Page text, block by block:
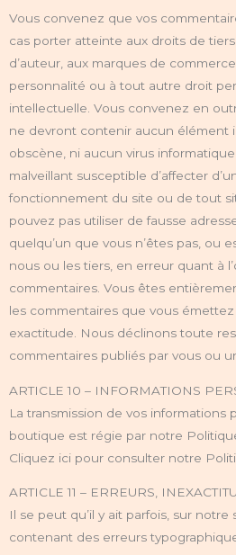
Vous convenez que vos
cas porter atteinte aux droits de
d’auteur, aux marques de
personnalité ou à tout autre droit
intellectuelle. Vous convenez en
ne devront contenir aucun élément
obscène, ni aucun virus
malveillant susceptible d’affecter
fonctionnement du site ou de tout
pouvez pas utiliser de fausse
quelqu’un que vous n’êtes pas, ou
nous ou les tiers, en erreur quant à
commentaires. Vous êtes
les commentaires que vous
exactitude. Nous déclinons toute
commentaires publiés par vous ou
ARTICLE 10 – INFORMATIONS
La transmission de vos informations
boutique est régie par notre
Cliquez ici pour consulter notre
ARTICLE 11 – ERREURS,
Il se peut qu’il y ait parfois, sur
contenant des erreurs